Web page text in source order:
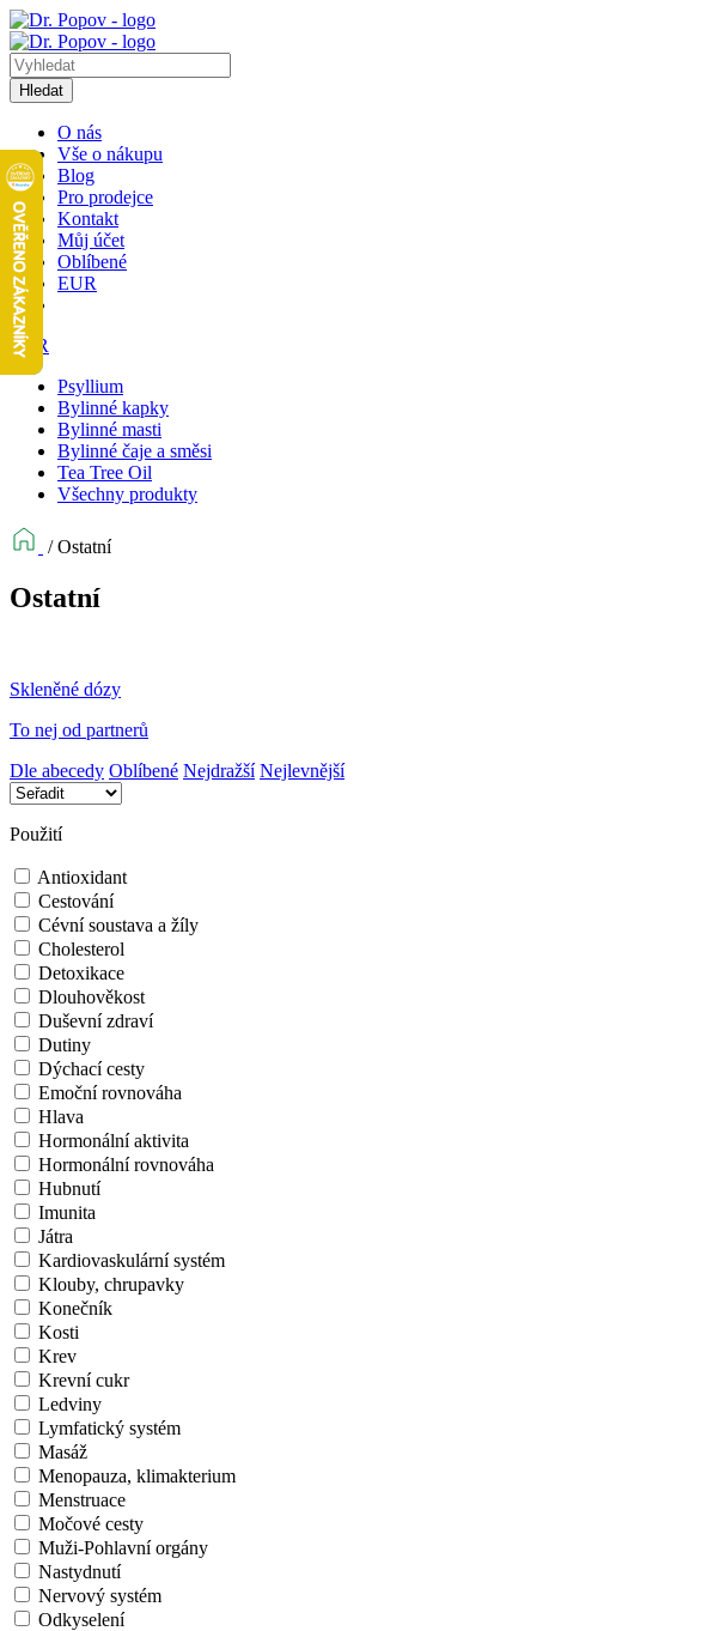
Hledat
O nás
Vše o nákupu
Blog
Pro prodejce
Kontakt
Můj účet
Oblíbené
EUR
EUR
Psyllium
Bylinné kapky
Bylinné masti
Bylinné čaje a směsi
Tea Tree Oil
Všechny produkty
/Ostatní
Ostatní
Skleněné dózy
To nej od partnerů
Dle abecedy Oblíbené Nejdražší Nejlevnější
Použití
Antioxidant
Cestování
Cévní soustava a žíly
Cholesterol
Detoxikace
Dlouhověkost
Duševní zdraví
Dutiny
Dýchací cesty
Emoční rovnováha
Hlava
Hormonální aktivita
Hormonální rovnováha
Hubnutí
Imunita
Játra
Kardiovaskulární systém
Klouby, chrupavky
Konečník
Kosti
Krev
Krevní cukr
Ledviny
Lymfatický systém
Masáž
Menopauza, klimakterium
Menstruace
Močové cesty
Muži-Pohlavní orgány
Nastydnutí
Nervový systém
Odkyselení